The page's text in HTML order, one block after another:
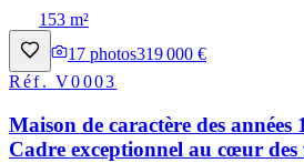
153 m²
17 photos319 000 €
Réf.V0003
Maison de caractère des années
Cadre exceptionnel au cœur des